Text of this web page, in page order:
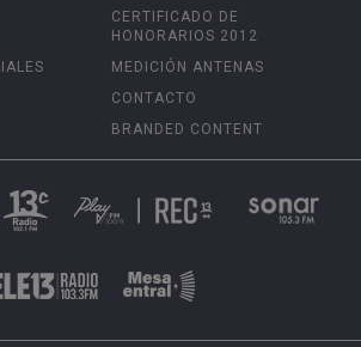
CERTIFICADO DE
HONORARIOS 2012
MEDICIÓN ANTENAS
CONTACTO
BRANDED CONTENT